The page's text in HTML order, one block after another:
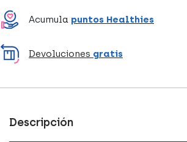
Acumula puntos Healthies
Devoluciones gratis
Descripción